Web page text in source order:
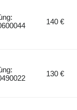
140 €
130 €